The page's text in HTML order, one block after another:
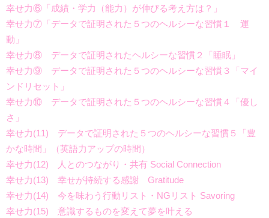
幸せ力⑥「成績・学力（能力）が伸びる考え方は？」
幸せ力⑦「データで証明された５つのヘルシーな習慣１ 運
動」
幸せ力⑧ データで証明されたヘルシーな習慣２「睡眠」
幸せ力⑨ データで証明された５つのヘルシーな習慣３「マイ
ンドリセット」
幸せ力⑩ データで証明された５つのヘルシーな習慣４「優し
さ」
幸せ力(11) データで証明された５つのヘルシーな習慣５「豊
かな時間」（英語力アップの時間）
幸せ力(12) 人とのつながり・共有 Social Connection
幸せ力(13) 幸せが持続する感謝 Gratitude
幸せ力(14) 今を味わう行動リスト・NGリスト Savoring
幸せ力(15) 意識するものを変えて夢を叶える